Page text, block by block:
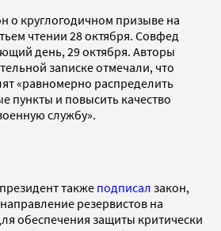
о круглогодичном призыве на
чтении 28 октября. Совфед
день, 29 октября. Авторы
записке отмечали, что
«равномерно распределить
пункты и повысить качество
службу».
также подписал закон,
резервистов на
обеспечения защиты критически